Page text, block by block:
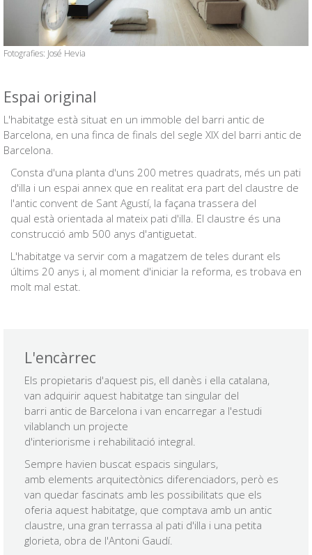
Fotografies: José Hevia
Espai original
L'habitatge està situat en un immoble del barri antic de
Barcelona, en una finca de finals del segle XIX del barri antic de
Barcelona.
Consta d'una planta d'uns 200 metres quadrats, més un pati
d'illa i un espai annex que en realitat era part del claustre de
l'antic convent de Sant Agustí, la façana trassera del
qual està orientada al mateix pati d'illa. El claustre és una
construcció amb 500 anys d'antiguetat.
L'habitatge va servir com a magatzem de teles durant els
últims 20 anys i, al moment d'iniciar la reforma, es trobava en
molt mal estat.
L'encàrrec
Els propietaris d'aquest pis, ell danès i ella catalana,
van adquirir aquest habitatge tan singular del
barri antic de Barcelona i van encarregar a l'estudi
vilablanch un projecte
d'interiorisme i rehabilitació integral.
Sempre havien buscat espacis singulars,
amb elements arquitectònics diferenciadors, però es
van quedar fascinats amb les possibilitats que els
oferia aquest habitatge, que comptava amb un antic
claustre, una gran terrassa al pati d'illa i una petita
glorieta, obra de l'Antoni Gaudí.